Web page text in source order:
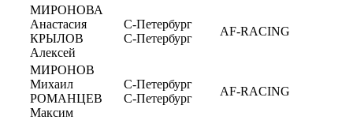
МИРОНОВА
Анастасия
КРЫЛОВ
Алексей
С-Петербург
С-Петербург
AF-RACING
МИРОНОВ
Михаил
РОМАНЦЕВ
Максим
С-Петербург
С-Петербург
AF-RACING